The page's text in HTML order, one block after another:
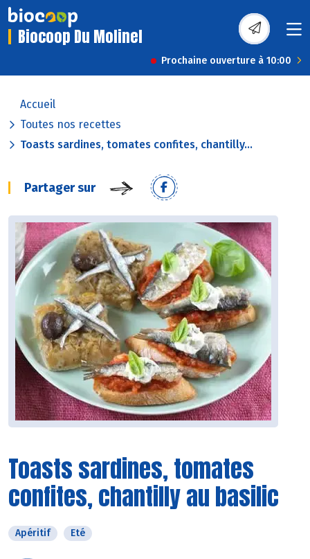
Biocoop Du Molinel
Prochaine ouverture à 10:00
Accueil
Toutes nos recettes
Toasts sardines, tomates confites, chantilly...
Partager sur
Toasts sardines, tomates
confites, chantilly au basilic
Apéritif Eté